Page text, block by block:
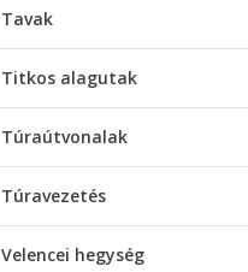
Tavak
Titkos alagutak
Túraútvonalak
Túravezetés
Velencei hegység